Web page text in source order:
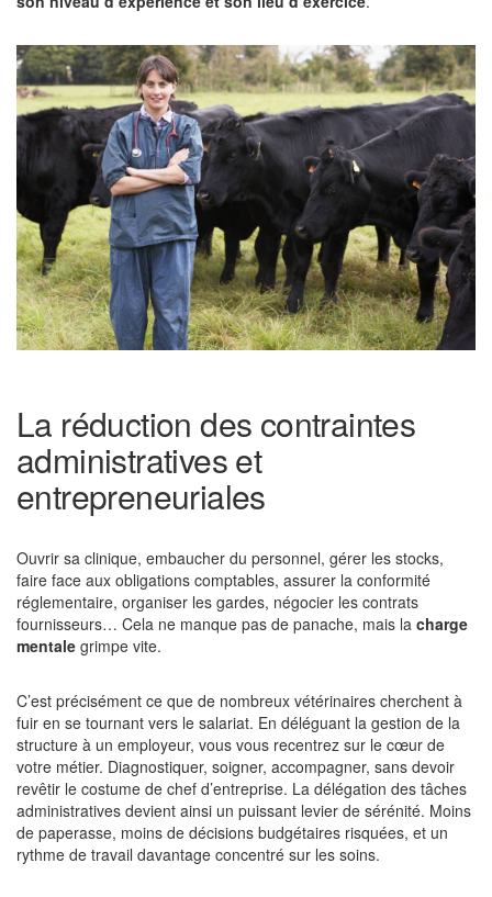
La réduction des contraintes
administratives et
entrepreneuriales
Ouvrir sa clinique, embaucher du personnel, gérer les stocks,
faire face aux obligations comptables, assurer la conformité
réglementaire, organiser les gardes, négocier les contrats
fournisseurs… Cela ne manque pas de panache, mais la charge
mentale grimpe vite.
C’est précisément ce que de nombreux vétérinaires cherchent à
fuir en se tournant vers le salariat. En déléguant la gestion de la
structure à un employeur, vous vous recentrez sur le cœur de
votre métier. Diagnostiquer, soigner, accompagner, sans devoir
revêtir le costume de chef d’entreprise. La délégation des tâches
administratives devient ainsi un puissant levier de sérénité. Moins
de paperasse, moins de décisions budgétaires risquées, et un
rythme de travail davantage concentré sur les soins.